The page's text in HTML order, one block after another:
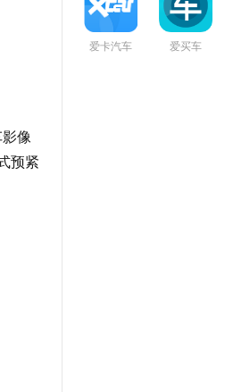
像
预紧
爱卡汽车 爱买车